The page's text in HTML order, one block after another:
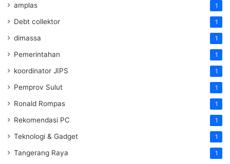
amplas 1
Debt collektor 1
dimassa 1
Pemerintahan 1
koordinator JIPS 1
Pemprov Sulut 1
Ronald Rompas 1
Rekomendasi PC 1
Teknologi & Gadget 1
Tangerang Raya 1